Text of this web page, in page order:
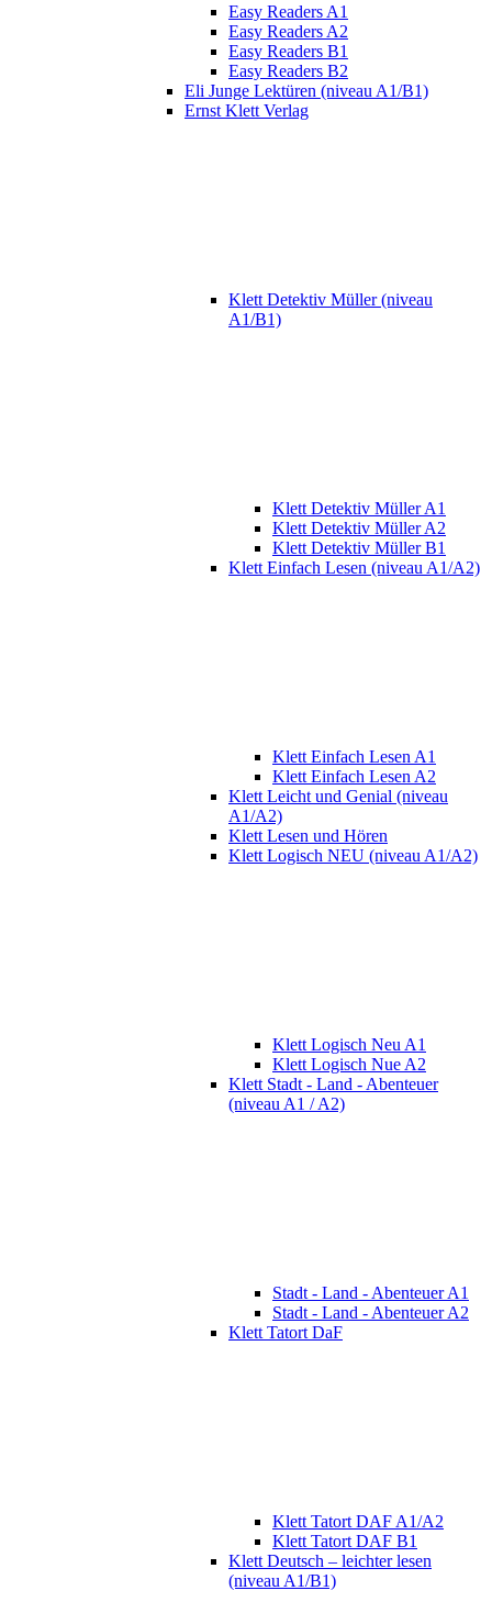
Easy Readers A1
Easy Readers A2
Easy Readers B1
Easy Readers B2
Eli Junge Lektüren (niveau A1/B1)
Ernst Klett Verlag
Klett Detektiv Müller (niveau
A1/B1)
Klett Detektiv Müller A1
Klett Detektiv Müller A2
Klett Detektiv Müller B1
Klett Einfach Lesen (niveau A1/A2)
Klett Einfach Lesen A1
Klett Einfach Lesen A2
Klett Leicht und Genial (niveau
A1/A2)
Klett Lesen und Hören
Klett Logisch NEU (niveau A1/A2)
Klett Logisch Neu A1
Klett Logisch Nue A2
Klett Stadt - Land - Abenteuer
(niveau A1 / A2)
Stadt - Land - Abenteuer A1
Stadt - Land - Abenteuer A2
Klett Tatort DaF
Klett Tatort DAF A1/A2
Klett Tatort DAF B1
Klett Deutsch – leichter lesen
(niveau A1/B1)